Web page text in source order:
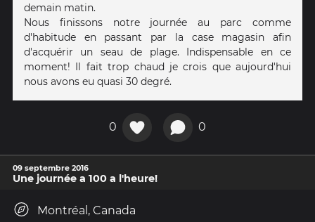
demain matin.
Nous finissons notre journée au parc comme
d'habitude en passant par la case magasin afin
d'acquérir un seau de plage. Indispensable en ce
moment! Il fait trop chaud je crois que aujourd'hui
nous avons eu quasi 30 degré.
0 0
09 septembre 2016
Une journée a 100 a l'heure!
Montréal, Canada